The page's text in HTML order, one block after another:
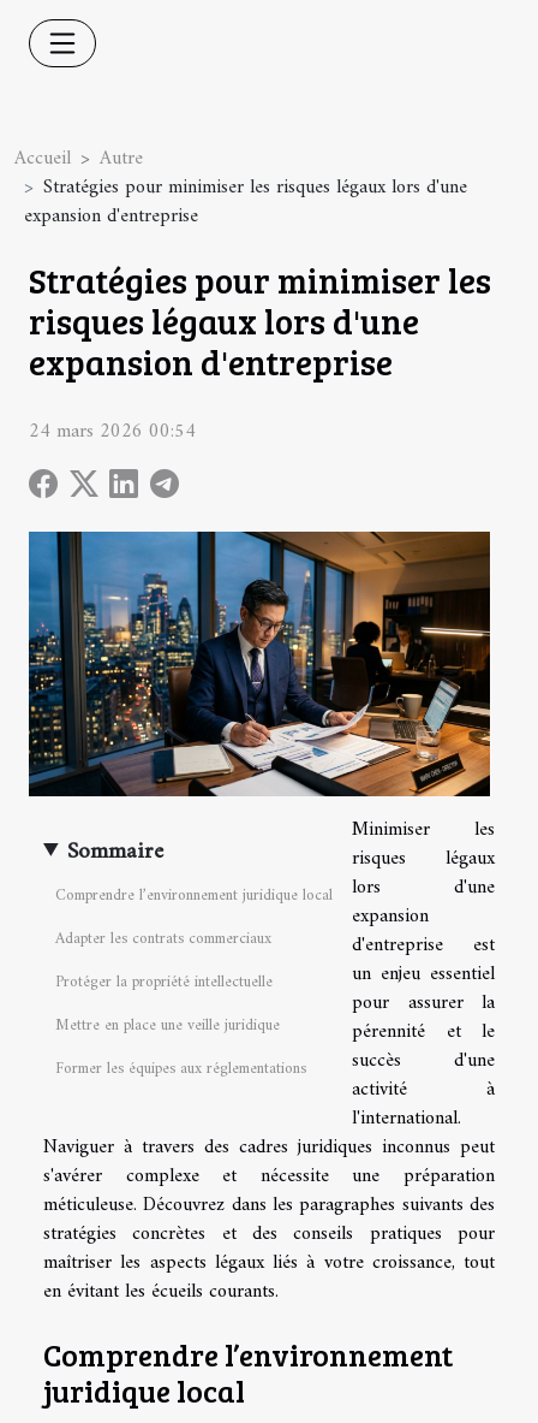
Accueil
Autre
Stratégies pour minimiser les risques légaux lors d'une
expansion d'entreprise
Stratégies pour minimiser les
risques légaux lors d'une
expansion d'entreprise
24 mars 2026 00:54
Sommaire
Comprendre l’environnement juridique local
Adapter les contrats commerciaux
Protéger la propriété intellectuelle
Mettre en place une veille juridique
Former les équipes aux réglementations
Minimiser les
risques légaux
lors d'une
expansion
d'entreprise est
un enjeu essentiel
pour assurer la
pérennité et le
succès d'une
activité à
l'international.
Naviguer à travers des cadres juridiques inconnus peut
s'avérer complexe et nécessite une préparation
méticuleuse. Découvrez dans les paragraphes suivants des
stratégies concrètes et des conseils pratiques pour
maîtriser les aspects légaux liés à votre croissance, tout
en évitant les écueils courants.
Comprendre l’environnement
juridique local